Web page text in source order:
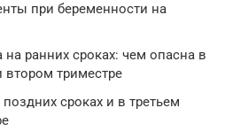
при беременности на
на ранних сроках: чем опасна в
втором триместре
сроках и в третьем